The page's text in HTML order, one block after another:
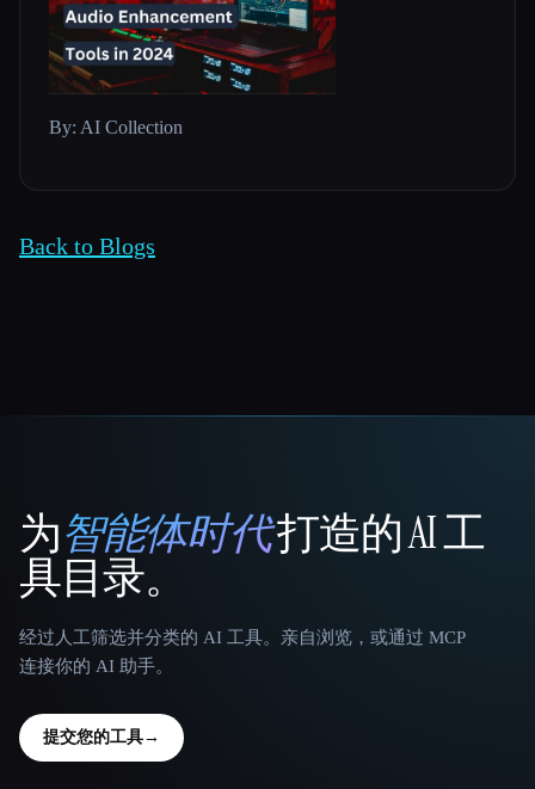
By: AI Collection
Back to Blogs
That AI Collection
为智能体时代打造的 AI 工
具目录。
经过人工筛选并分类的 AI 工具。亲自浏览，或通过 MCP
连接你的 AI 助手。
提交您的工具→